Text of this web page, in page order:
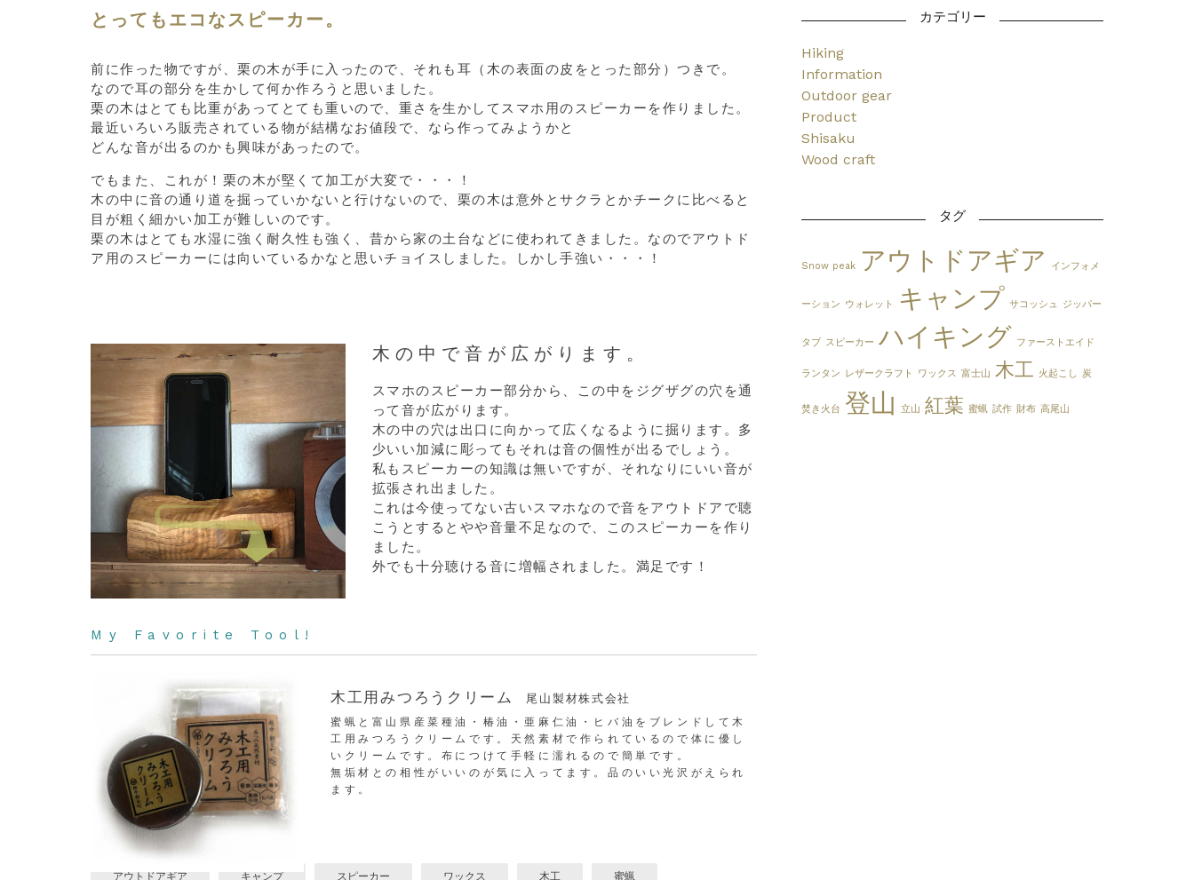
とってもエコなスピーカー。
前に作った物ですが、栗の木が手に入ったので、それも耳（木の表面の皮をとった部分）つきで。
なので耳の部分を生かして何か作ろうと思いました。
栗の木はとても比重があってとても重いので、重さを生かしてスマホ用のスピーカーを作りました。
最近いろいろ販売されている物が結構なお値段で、なら作ってみようかと
どんな音が出るのかも興味があったので。
でもまた、これが！栗の木が堅くて加工が大変で・・・！
木の中に音の通り道を掘っていかないと行けないので、栗の木は意外とサクラとかチークに比べると
目が粗く細かい加工が難しいのです。
栗の木はとても水湿に強く耐久性も強く、昔から家の土台などに使われてきました。なのでアウトド
ア用のスピーカーには向いているかなと思いチョイスしました。しかし手強い・・・！
木の中で音が広がります。
スマホのスピーカー部分から、この中をジグザグの穴を通
って音が広がります。
木の中の穴は出口に向かって広くなるように掘ります。多
少いい加減に彫ってもそれは音の個性が出るでしょう。
私もスピーカーの知識は無いですが、それなりにいい音が
拡張され出ました。
これは今使ってない古いスマホなので音をアウトドアで聴
こうとするとやや音量不足なので、このスピーカーを作り
ました。
外でも十分聴ける音に増幅されました。満足です！
My Favorite Tool!
木工用みつろうクリーム 尾山製材株式会社
蜜蝋と富山県産菜種油・椿油・亜麻仁油・ヒバ油をブレンドして木
工用みつろうクリームです。天然素材で作られているので体に優し
いクリームです。布につけて手軽に濡れるので簡単です。
無垢材との相性がいいのが気に入ってます。品のいい光沢がえられ
ます。
アウトドアギア キャンプ スピーカー ワックス 木工 蜜蝋
カテゴリー
Hiking
Information
Outdoor gear
Product
Shisaku
Wood craft
タグ
Snow peak アウトドアギア インフォメ
ーション ウォレット キャンプ サコッシュ ジッパー
タブ スピーカー ハイキング ファーストエイド
ランタン レザークラフト ワックス 富士山 木工 火起こし 炭
焚き火台 登山 立山 紅葉 蜜蝋 試作 財布 高尾山